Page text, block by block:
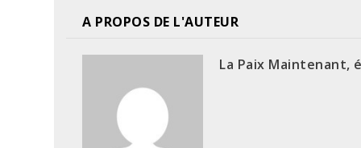
A PROPOS DE L'AUTEUR
La Paix Maintenant,